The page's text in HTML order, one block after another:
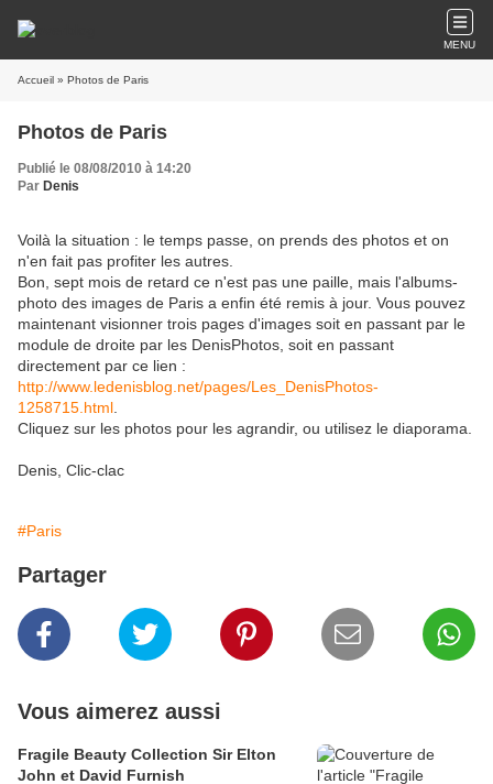
MENU
Accueil » Photos de Paris
Photos de Paris
Publié le 08/08/2010 à 14:20
Par Denis
Voilà la situation : le temps passe, on prends des photos et on
n'en fait pas profiter les autres.
Bon, sept mois de retard ce n'est pas une paille, mais l'albums-
photo des images de Paris a enfin été remis à jour. Vous pouvez
maintenant visionner trois pages d'images soit en passant par le
module de droite par les DenisPhotos, soit en passant
directement par ce lien :
http://www.ledenisblog.net/pages/Les_DenisPhotos-
1258715.html
Cliquez sur les photos pour les agrandir, ou utilisez le diaporama.
Denis, Clic-clac
#Paris
Partager
Vous aimerez aussi
Fragile Beauty Collection Sir Elton
John et David Furnish